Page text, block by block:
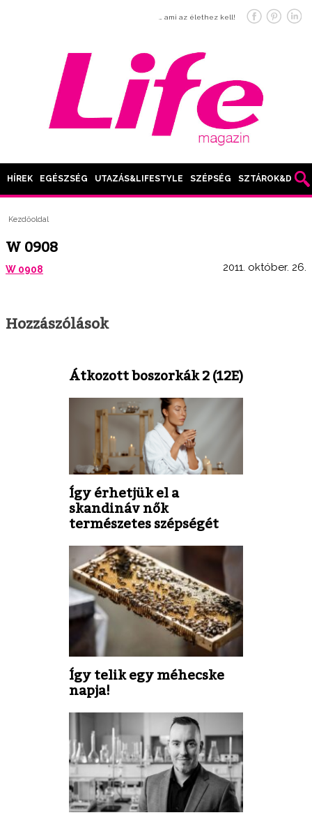
… ami az élethez kell!
HÍREK EGÉSZSÉG UTAZÁS&LIFESTYLE SZÉPSÉG SZTÁROK&DIVAT
Kezdőoldal
W 0908
2011. október. 26.
W 0908
Hozzászólások
Átkozott boszorkák 2 (12E)
Így érhetjük el a
skandináv nők
természetes szépségét
Így telik egy méhecske
napja!